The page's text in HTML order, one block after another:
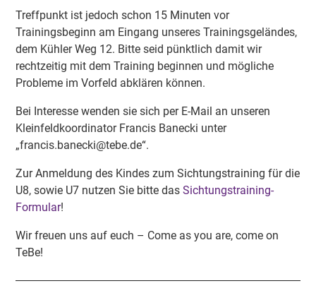
Treffpunkt ist jedoch schon 15 Minuten vor
Trainingsbeginn am Eingang unseres Trainingsgeländes,
dem Kühler Weg 12. Bitte seid pünktlich damit wir
rechtzeitig mit dem Training beginnen und mögliche
Probleme im Vorfeld abklären können.
Bei Interesse wenden sie sich per E-Mail an unseren
Kleinfeldkoordinator Francis Banecki unter
„francis.banecki@tebe.de“.
Zur Anmeldung des Kindes zum Sichtungstraining für die
U8, sowie U7 nutzen Sie bitte dasSichtungstraining-
Formular!
Wir freuen uns auf euch – Come as you are, come on
TeBe!